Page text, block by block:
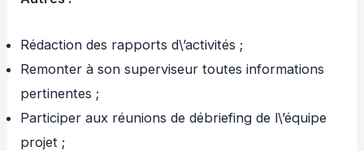
Rédaction des rapports d\’activités ;
Remonter à son superviseur toutes informations
pertinentes ;
Participer aux réunions de débriefing de l\’équipe
projet ;